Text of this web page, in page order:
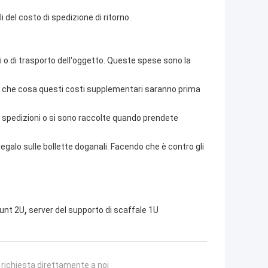
del costo di spedizione di ritorno.
o di trasporto dell'oggetto. Queste spese sono la
cosa questi costi supplementari saranno prima
o si sono raccolte quando prendete
sulle bollette doganali. Facendo che è contro gli
2U, server del supporto di scaffale 1U
richiesta direttamente a noi